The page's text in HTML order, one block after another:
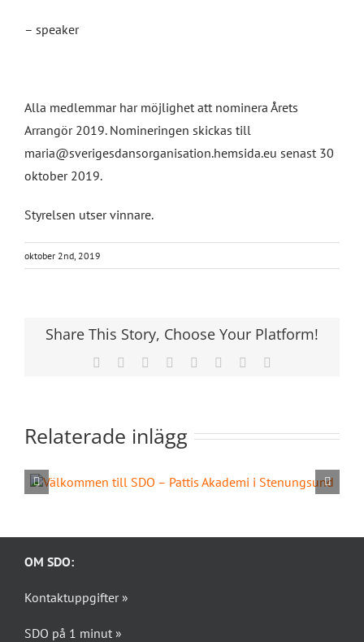
– speaker
Alla medlemmar har möjlighet att nominera Årets
Arrangör 2019. Nomineringen skickas till
maria@sverigesdansorganisation.hemsida.eu senast 30
oktober 2019.
Styrelsen utser vinnare.
oktober 2nd, 2019
Share This Story, Choose Your Platform!
Facebook Reddit LinkedIn
TumblrPinterest
Relaterade inlägg
OM SDO:
Kontaktuppgifter »
SDO på 1 minut »